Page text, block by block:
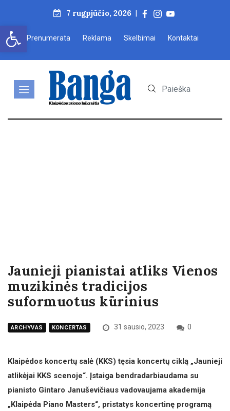
Open toolbar
7 rugpjūčio, 2026 |
Prenumerata Reklama Skelbimai Kontaktai
Jaunieji pianistai atliks Vienos
muzikinės tradicijos
suformuotus kūrinius
ARCHYVAS KONCERTAS 31 sausio, 2023 0
Klaipėdos koncertų salė (KKS) tęsia koncertų ciklą „Jaunieji
atlikėjai KKS scenoje“. Įstaiga bendradarbiaudama su
pianisto Gintaro Januševičiaus vadovaujama akademija
„Klaipėda Piano Masters“, pristatys koncertinę programą